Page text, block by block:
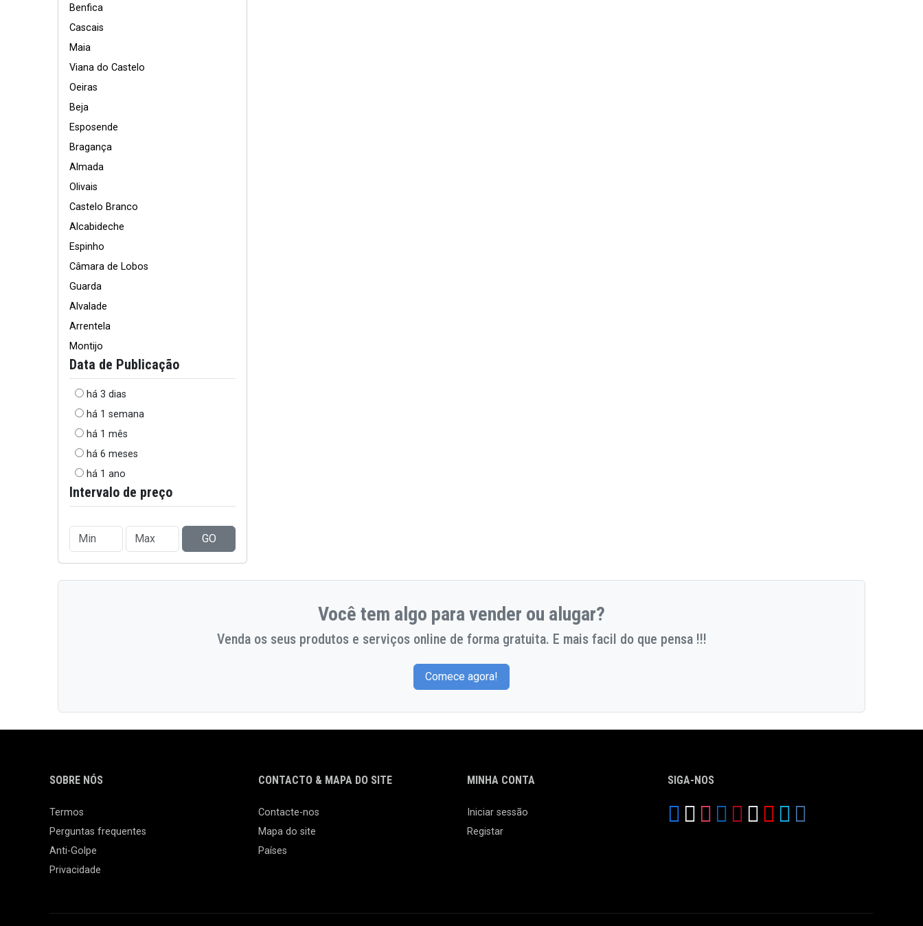
Benfica
Cascais
Maia
Viana do Castelo
Oeiras
Beja
Esposende
Bragança
Almada
Olivais
Castelo Branco
Alcabideche
Espinho
Câmara de Lobos
Guarda
Alvalade
Arrentela
Montijo
Data de Publicação
há 3 dias
há 1 semana
há 1 mês
há 6 meses
há 1 ano
Intervalo de preço
GO
Você tem algo para vender ou alugar?
Venda os seus produtos e serviços online de forma gratuita. E mais facil do que pensa !!!
Comece agora!
SOBRE NÓS
Termos
Perguntas frequentes
Anti-Golpe
Privacidade
CONTACTO & MAPA DO SITE
Contacte-nos
Mapa do site
Países
MINHA CONTA
Iniciar sessão
Registar
SIGA-NOS